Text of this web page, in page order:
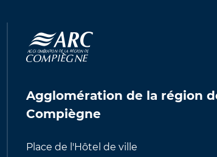
Agglomération de la région
Compiègne
Place de l'Hôtel de ville